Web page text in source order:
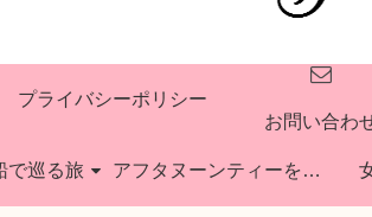
プライバシーポリシー
お問い合わ
で巡る旅 アフタヌーンティーを巡る旅